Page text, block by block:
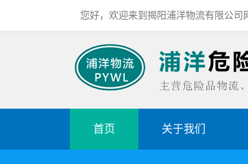
您好，欢迎来到揭阳浦洋物流有限公司
首页 关于我们